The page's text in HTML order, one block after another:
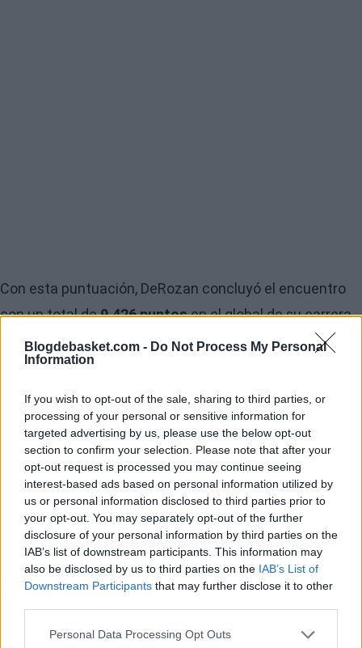
Blogdebasket.com - Do Not Process My Personal
Information
If you wish to opt-out of the sale, sharing to third parties, or
processing of your personal or sensitive information for
targeted advertising by us, please use the below opt-out
section to confirm your selection. Please note that after your
opt-out request is processed you may continue seeing
interest-based ads based on personal information utilized by
us or personal information disclosed to third parties prior to
your opt-out. You may separately opt-out of the further
disclosure of your personal information by third parties on the
IAB’s list of downstream participants. This information may
also be disclosed by us to third parties on the IAB’s List of
Downstream Participants that may further disclose it to other
Personal Data Processing Opt Outs
Con esta puntuación, DeRozan concluyó el encuentro
con un total de9.426 puntosen el global de su carrera
con la camiseta de los Raptors,superando a Vince
Carter (9.420) como el segundo máximo anotador de
la historia de la franquicia canadiense.
Ambos jugadores han alcanzado dicha cifra en el
mismo número de temporadas con el equipo, aunque el
actual alero de los Grizzlies necesitó más decien
partidos menos (403) que DeRozan (520)para
situarse en lo más alto de este particular ránking.
Seleccionado en lanovena posición del Draft de 2009,